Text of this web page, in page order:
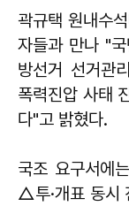
곽규택 원내수
자들과 만나 "
방선거 선거관
폭력진압 사태
다"고 밝혔다.
국조 요구서에
△투·개표 동시